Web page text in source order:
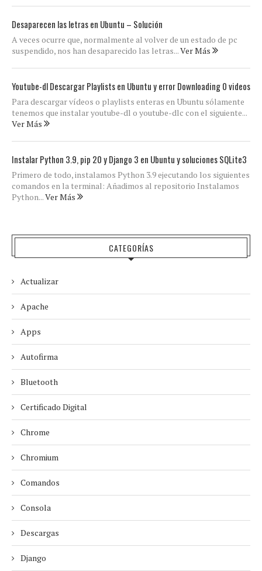
Desaparecen las letras en Ubuntu – Solución
A veces ocurre que, normalmente al volver de un estado de pc
suspendido, nos han desaparecido las letras...Ver Más
Youtube-dl Descargar Playlists en Ubuntu y error Downloading 0 videos
Para descargar vídeos o playlists enteras en Ubuntu sólamente
tenemos que instalar youtube-dl o youtube-dlc con el siguiente...
Ver Más
Instalar Python 3.9, pip 20 y Django 3 en Ubuntu y soluciones SQLite3
Primero de todo, instalamos Python 3.9 ejecutando los siguientes
comandos en la terminal: Añadimos al repositorio Instalamos
Python...Ver Más
CATEGORÍAS
Actualizar
Apache
Apps
Autofirma
Bluetooth
Certificado Digital
Chrome
Chromium
Comandos
Consola
Descargas
Django